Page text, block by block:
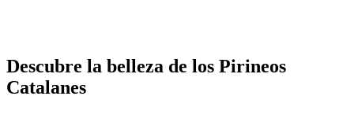
Descubre la belleza de los Pirineos
Catalanes